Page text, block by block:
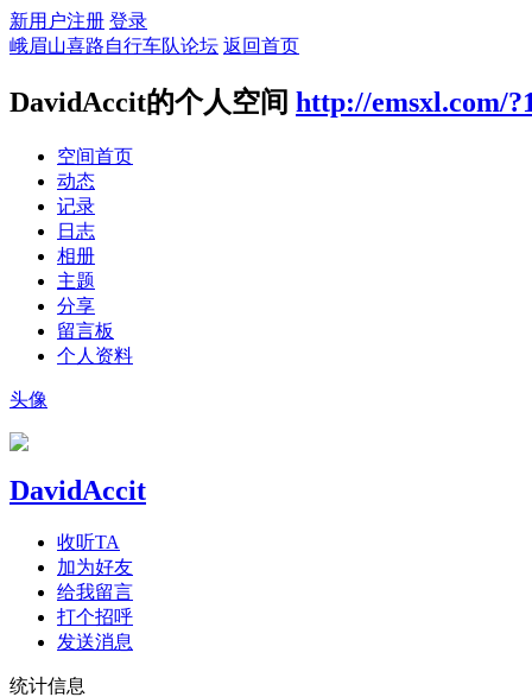
新用户注册 登录
峨眉山喜路自行车队论坛 返回首页
DavidAccit的个人空间 http://emsxl.com/
空间首页
动态
记录
日志
相册
主题
分享
留言板
个人资料
头像
DavidAccit
收听TA
加为好友
给我留言
打个招呼
发送消息
统计信息